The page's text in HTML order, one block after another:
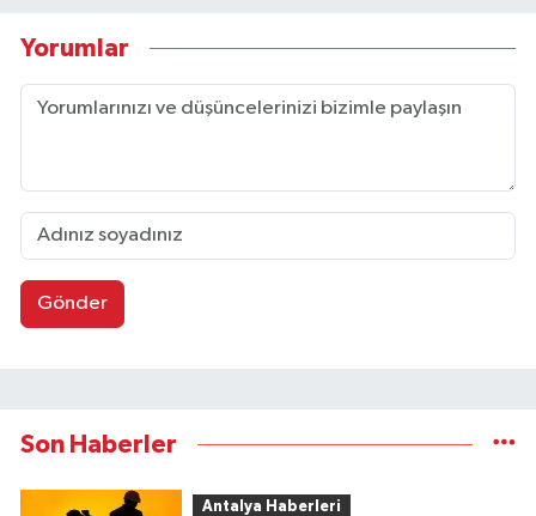
Yorumlar
Gönder
Son Haberler
Antalya Haberleri